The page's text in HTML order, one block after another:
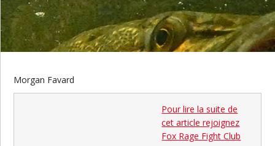
Morgan Favard
Pour lire la suite de
cet article rejoignez
Fox Rage Fight Club